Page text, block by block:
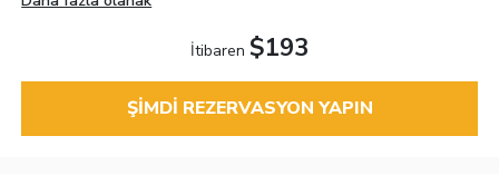
İtibaren $193
ŞIMDI REZERVASYON YAPIN